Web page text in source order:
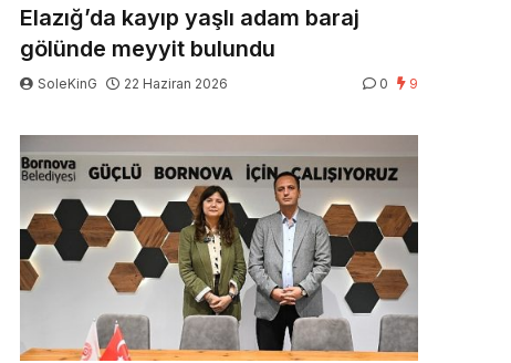
Elazığ’da kayıp yaşlı adam baraj
gölünde meyyit bulundu
SoleKinG 22 Haziran 2026 0 9